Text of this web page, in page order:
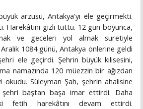
arzusu, Antakya'yı ele geçirmekti.
Harekâtını gizli tuttu. 12 gün boyunca,
ve geceleri yol almak suretiyle
1084 günü, Antakya önlerine geldi
ele geçirdi. Şehrin büyük kilisesini,
namazında 120 müezzin bir ağızdan
okudu. Süleyman Şah, şehrin ahalisine
baştan başa imar ettirdi. Daha
fetih harekâtını devam ettirdi.